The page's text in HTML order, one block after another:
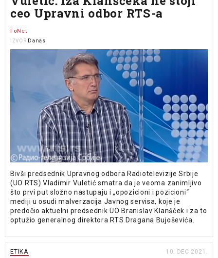
ceo Upravni odbor RTS-a
FoNet
IZVOR Danas
Bivši predsednik Upravnog odbora Radiotelevizije Srbije
(UO RTS) Vladimir Vuletić smatra da je veoma zanimljivo
što prvi put složno nastupaju i „opozicioni i pozicioni“
mediji u osudi malverzacija Javnog servisa, koje je
predočio aktuelni predsednik UO Branislav Klanšček i za to
optužio generalnog direktora RTS Dragana Bujoševića.
ETIKA 10. DEC 2021.